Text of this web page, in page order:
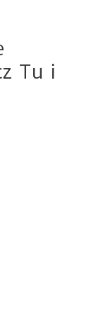
Tu i